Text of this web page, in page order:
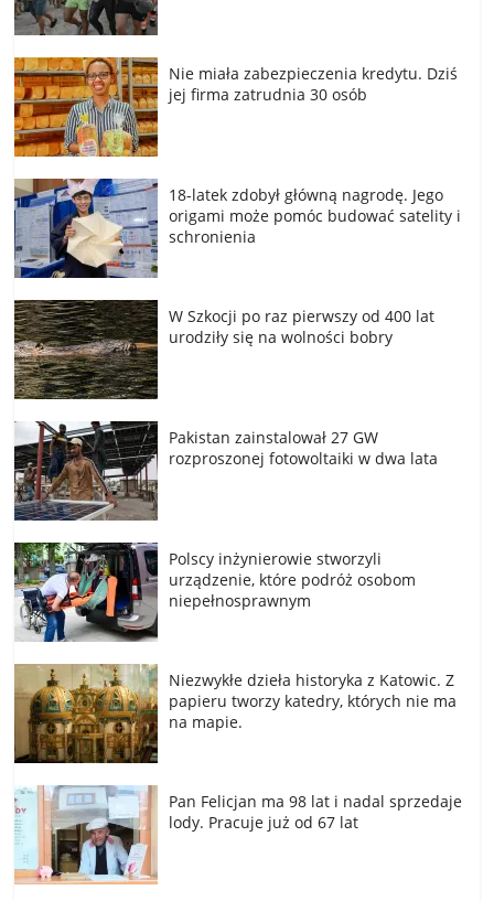
Nie miała zabezpieczenia kredytu. Dziś
jej firma zatrudnia 30 osób
18-latek zdobył główną nagrodę. Jego
origami może pomóc budować satelity i
schronienia
W Szkocji po raz pierwszy od 400 lat
urodziły się na wolności bobry
Pakistan zainstalował 27 GW
rozproszonej fotowoltaiki w dwa lata
Polscy inżynierowie stworzyli
urządzenie, które podróż osobom
niepełnosprawnym
Niezwykłe dzieła historyka z Katowic. Z
papieru tworzy katedry, których nie ma
na mapie.
Pan Felicjan ma 98 lat i nadal sprzedaje
lody. Pracuje już od 67 lat